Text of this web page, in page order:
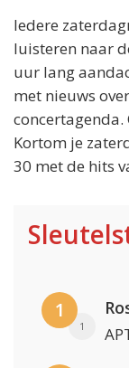
Iedere
luisteren naar
uur lang
met nieuws
concertagenda.
Kortom je
30 met de hits
1
1